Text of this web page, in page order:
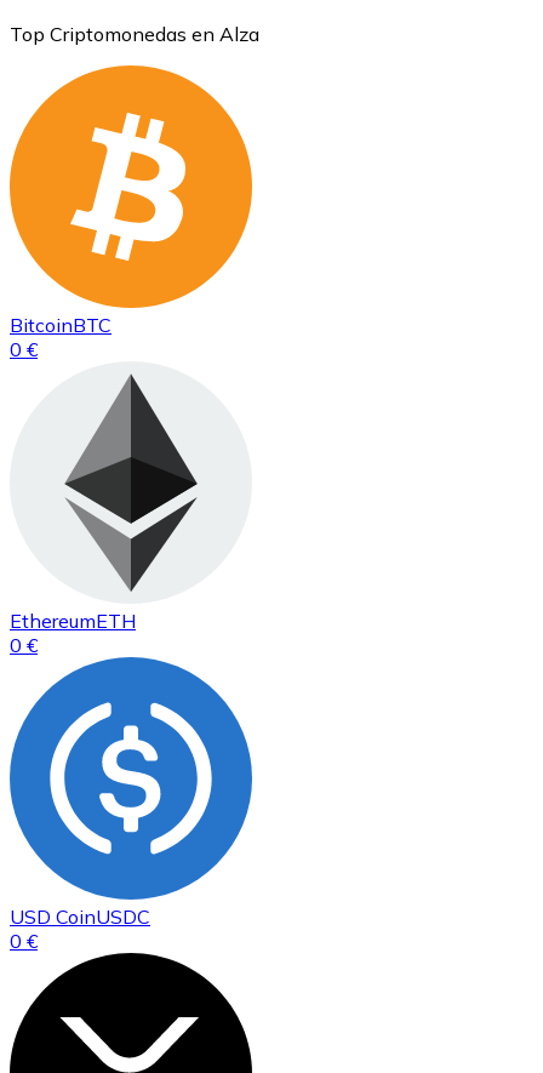
Top Criptomonedas en Alza
BitcoinBTC
0 €
EthereumETH
0 €
USD CoinUSDC
0 €